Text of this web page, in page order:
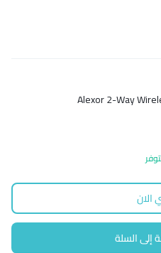
Alexor 2-Way
إلى السلة
الان